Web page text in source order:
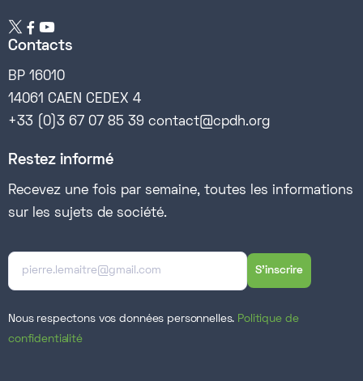
 
Contacts
BP 16010
14061 CAEN CEDEX 4
+33 (0)3 67 07 85 39 contact@cpdh.org
Restez informé
Recevez une fois par semaine, toutes les informations
sur les sujets de société.
Nous respectons vos données personnelles. Politique de
confidentialité